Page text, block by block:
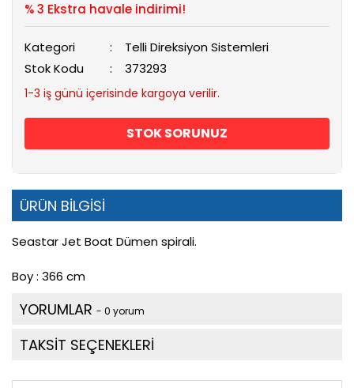
% 3 Ekstra havale indirimi!
Kategori
Telli Direksiyon Sistemleri
Stok Kodu
373293
1-3 iş günü içerisinde kargoya verilir.
STOK SORUNUZ
ÜRÜN BİLGİSİ
Seastar Jet Boat Dümen spirali.
Boy : 366 cm
YORUMLAR - 0 yorum
TAKSİT SEÇENEKLERİ